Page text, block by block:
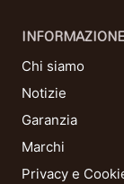
INFORMAZIONE
Chi siamo
Notizie
Garanzia
Marchi
Privacy e